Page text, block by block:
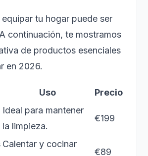
tu hogar puede ser
continuación, te mostramos
de productos esenciales
en 2026.
Uso
Precio
Ideal para mantener
la limpieza.
€199
Calentar y cocinar
€89